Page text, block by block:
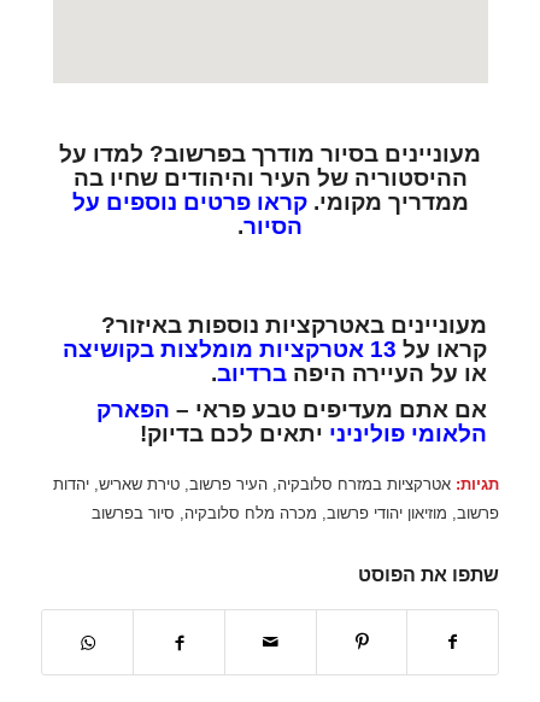
מעוניינים בסיור מודרך בפרשוב? למדו על
ההיסטוריה של העיר והיהודים שחיו בה
ממדריך מקומי.קראו פרטים נוספים על
הסיור.
מעוניינים באטרקציות נוספות באיזור?
קראו על 13 אטרקציות מומלצות בקושיצה
או על העיירה היפה ברדיוב.
אם אתם מעדיפים טבע פראי – הפארק
הלאומי פוליניני יתאים לכם בדיוק!
תגיות: אטרקציות במזרח סלובקיה, העיר פרשוב, טירת שאריש, יהדות
פרשוב, מוזיאון יהודי פרשוב, מכרה מלח סלובקיה, סיור בפרשוב
שתפו את הפוסט